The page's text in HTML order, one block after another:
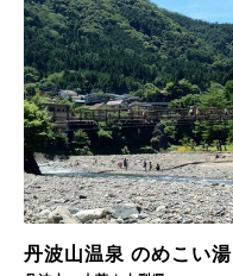
丹波山温泉 のめこい湯